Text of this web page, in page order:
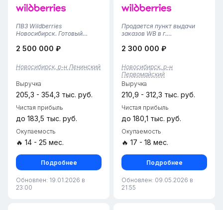
ПВЗ Wildberries
Новосибирск. Готовый
доход.Продаю действующий
Wildberries в Новосибирске.
Предлагается готовый,
бизнес.Ключевые
преимущества:• Wildbe...
2 500 000 ₽
Новосибирск, р-н Ленинский
Выручка
205,3 - 354,3 тыс. руб.
Чистая прибыль
до 183,5 тыс. руб.
Окупаемость
🔥 14 - 25 мес.
Подробнее
Обновлен: 19.01.2026 в
23:00
Продается пункт выдачи
заказов WB в г.
Первомайский район•
м², удобная планировка с
зоной выдачи и складским
помещением для хранения
заказов.• Пункт работает с
2024...
2 300 000 ₽
Новосибирск, р-н
Первомайский
Выручка
210,9 - 312,3 тыс. руб.
Чистая прибыль
до 180,1 тыс. руб.
Окупаемость
🔥 17 - 18 мес.
Подробнее
Обновлен: 09.05.2026 в
21:55